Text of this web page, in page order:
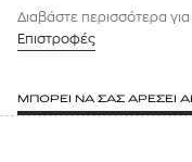
Διαβάστε περισσότερα
Επιστροφές
ΜΠΟΡΕΙ ΝΑ ΣΑΣ ΑΡΕΣΕΙ